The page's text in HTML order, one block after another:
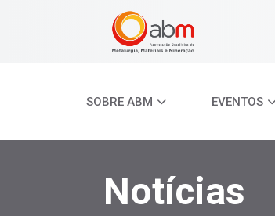
SOBRE ABM EVENTOS
Notícias